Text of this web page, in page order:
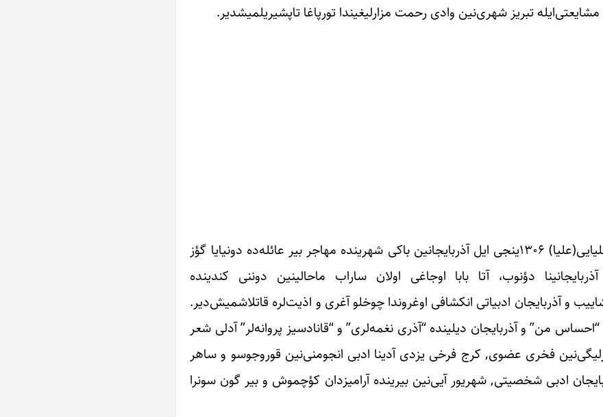
تبریز شهری‌نین وادی رحمت مزارلیغیندا تورپاغا تاپشیریلمیشدیر.
آذربایجان ادبیاتی و مدنیتی‌نین تانینمیش سیماسی, آقازاده علیایی(علیا) ۱۳۰۶ینجی ایل آذربایجانین باکی شهرینده مهاجر بیر عائله‌ده دونیایا گؤز
دؤنوب، آتا بابا اوجاغی اولان ساراب ماحالینین دوننی کندینده
و آذربایجان ادبیاتی انکشافی اوغروندا چوخلو آغری و اذیت‌لره قاتلاشمیش‌دیر.
من” و آذربایجان دیلینده “آذری نغمه‌لری” و “قانادسیز پروانه‌لر” آدلی شعر
فخری عضوی, کرج فرخی یزدی آدینا ادبی انجومنی‌نین قوروجوسو و ساهر
ادبی شخصیتی, شهریور آیی‌نین بیرینده آرامیزدان کؤچموش و بیر گون سونرا